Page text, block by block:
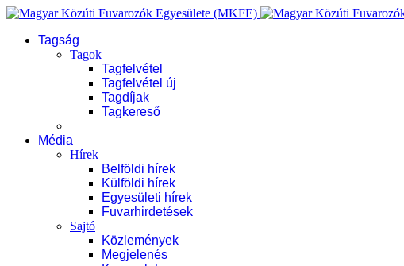
Tagság
Tagok
Tagfelvétel
Tagfelvétel új
Tagdíjak
Tagkereső
Média
Hírek
Belföldi hírek
Külföldi hírek
Egyesületi hírek
Fuvarhirdetések
Sajtó
Közlemények
Megjelenés